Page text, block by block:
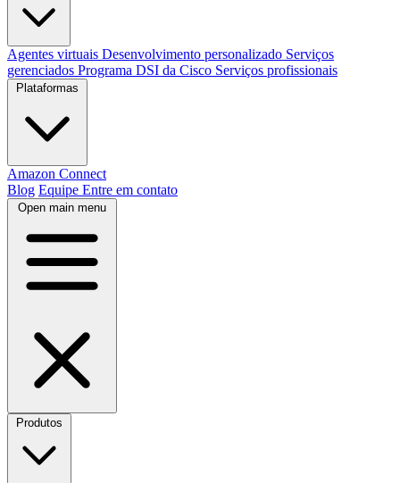
Agentes virtuais Desenvolvimento personalizado Serviços
gerenciados Programa DSI da Cisco Serviços profissionais
Amazon Connect
Blog Equipe Entre em contato
Open main menu